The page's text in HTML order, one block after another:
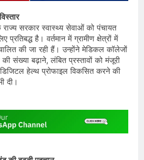
सरकार स्वास्थ्य सेवाओं को पंचायत
है। वर्तमान में ग्रामीण क्षेत्रों में
की जा रही हैं। उन्होंने मेडिकल कॉलेजों
संख्या बढ़ाने, लंबित प्रस्तावों को मंजूरी
हेल्थ प्रोफाइल विकसित करने की
दी।